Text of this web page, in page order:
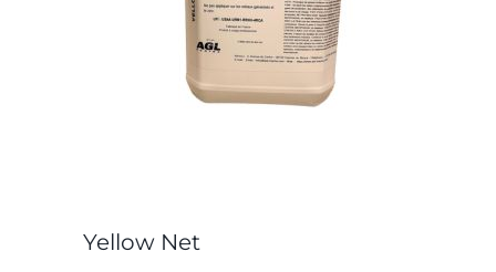
Yellow Net